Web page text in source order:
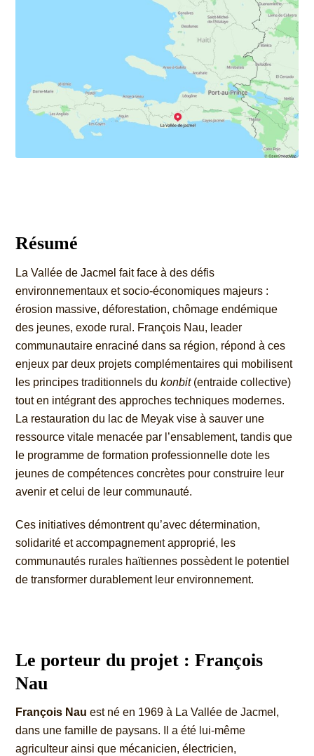
Résumé
La Vallée de Jacmel fait face à des défis
environnementaux et socio-économiques majeurs :
érosion massive, déforestation, chômage endémique
des jeunes, exode rural. François Nau, leader
communautaire enraciné dans sa région, répond à ces
enjeux par deux projets complémentaires qui mobilisent
les principes traditionnels dukonbit(entraide collective)
tout en intégrant des approches techniques modernes.
La restauration du lac de Meyak vise à sauver une
ressource vitale menacée par l’ensablement, tandis que
le programme de formation professionnelle dote les
jeunes de compétences concrètes pour construire leur
avenir et celui de leur communauté.
Ces initiatives démontrent qu’avec détermination,
solidarité et accompagnement approprié, les
communautés rurales haïtiennes possèdent le potentiel
de transformer durablement leur environnement.
Le porteur du projet : François
Nau
François Nau est né en 1969 à La Vallée de Jacmel,
dans une famille de paysans. Il a été lui-même
agriculteur ainsi que mécanicien, électricien,